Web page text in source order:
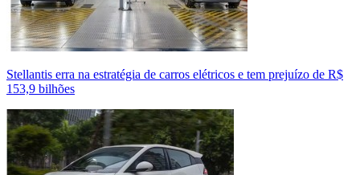
Stellantis erra na estratégia de carros elétricos e tem prejuízo de R$
153,9 bilhões